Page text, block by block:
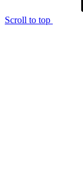
Scroll to top